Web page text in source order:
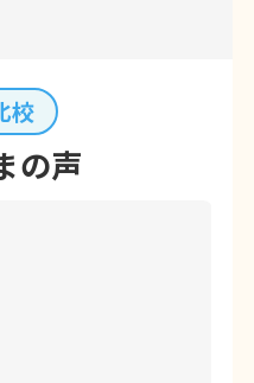
し上げます。
校
の声